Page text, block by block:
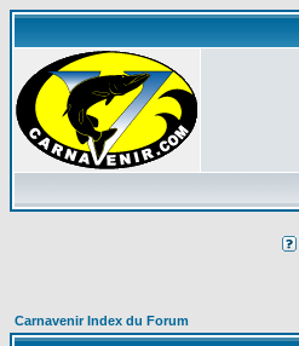
Carnavenir Index du Forum